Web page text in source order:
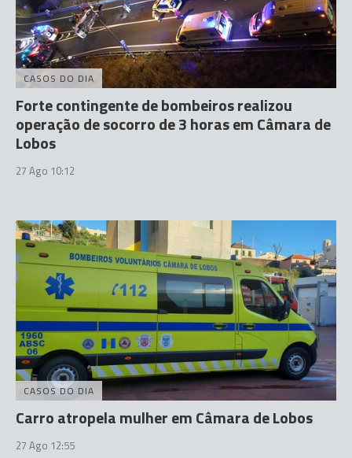
CASOS DO DIA
Forte contingente de bombeiros realizou
operação de socorro de 3 horas em Câmara de
Lobos
27 Ago 10:12
CASOS DO DIA
Carro atropela mulher em Câmara de Lobos
27 Ago 12:55